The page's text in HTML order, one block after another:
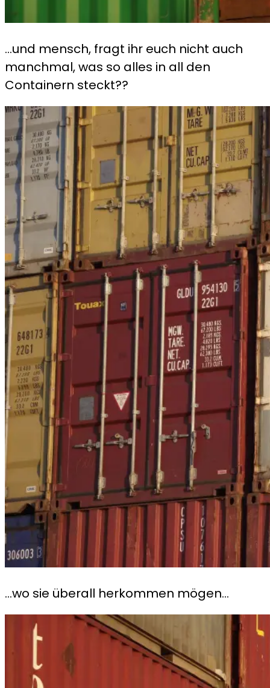
…und mensch, fragt ihr euch nicht auch
manchmal, was so alles in all den
Containern steckt??
…wo sie überall herkommen mögen…